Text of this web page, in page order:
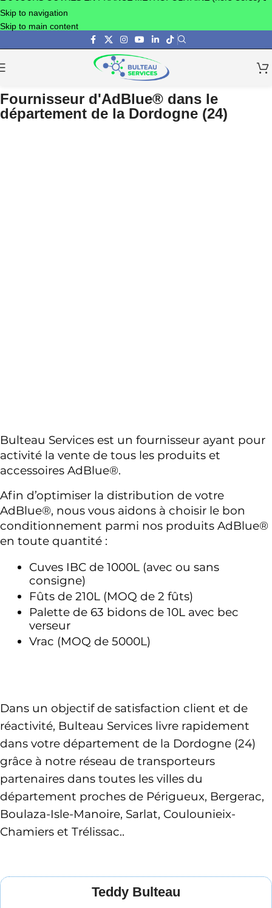
Skip to navigation
Skip to main content
Fournisseur d'AdBlue® dans le
département de la Dordogne (24)
Bulteau Services est un fournisseur ayant pour
activité la vente de tous les produits et
accessoires AdBlue®.
Afin d’optimiser la distribution de votre
AdBlue®, nous vous aidons à choisir le bon
conditionnement parmi nos produits AdBlue®
en toute quantité :
Cuves IBC de 1000L (avec ou sans
consigne)
Fûts de 210L (MOQ de 2 fûts)
Palette de 63 bidons de 10L avec bec
verseur
Vrac (MOQ de 5000L)
Dans un objectif de satisfaction client et de
réactivité, Bulteau Services livre
dans votre département de la Dordogne (24)
grâce à notre réseau de transporteurs
partenaires dans toutes les villes du
département proches de Périgueux, Bergerac,
Boulaza-Isle-Manoire, Sarlat, Coulounieix-
Chamiers et Trélissac..
Teddy Bulteau